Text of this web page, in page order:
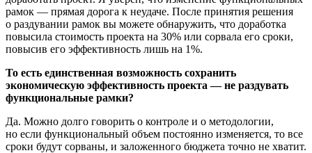
рамок — прямая дорога к неудаче. После принятия решения
о раздувании рамок вы можете обнаружить, что доработка
повысила стоимость проекта на 30% или сорвала его сроки,
повысив его эффективность лишь на 1%.
То есть единственная возможность сохранить
экономическую эффективность проекта — не раздувать
функциональные рамки?
Да. Можно долго говорить о контроле и о методологии,
но если функциональный объем постоянно изменяется, то все
сроки будут сорваны, и заложенного бюджета точно не хватит.